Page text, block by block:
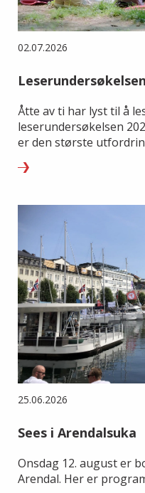
02.07.2026
Åtte av ti har lyst til å
leserundersøkelsen
er den største
25.06.2026
Sees i Arendalsuka
Onsdag 12. august er
Arendal. Her er